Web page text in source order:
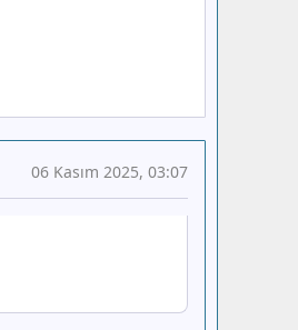
06 Kasım 2025, 03:07